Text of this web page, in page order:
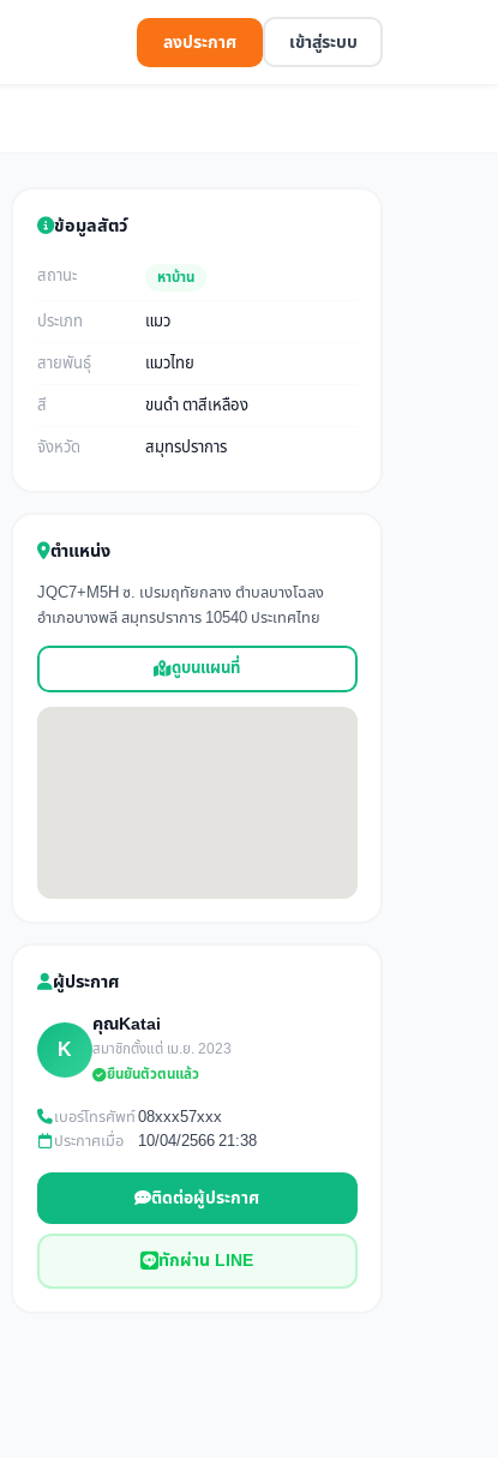
ลงประกาศ เข้าสู่ระบบ
ข้อมูลสัตว์
สถานะ หาบ้าน
ประเภท
แมว
สายพันธุ์
แมวไทย
สี
ขนดำ ตาสีเหลือง
จังหวัด
สมุทรปราการ
ตำแหน่ง
JQC7+M5H ซ. เปรมฤทัยกลาง ตำบลบางโฉลง
อำเภอบางพลี สมุทรปราการ 10540 ประเทศไทย
ดูบนแผนที่
ผู้ประกาศ
K
คุณKatai
สมาชิกตั้งแต่ เม.ย. 2023
ยืนยันตัวตนแล้ว
เบอร์โทรศัพท์08xxx57xxx
ประกาศเมื่อ
10/04/2566 21:38
ติดต่อผู้ประกาศ
ทักผ่าน LINE